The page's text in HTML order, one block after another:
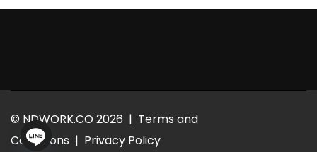
© NDWORK.CO 2026 | Terms and
Conditions | Privacy Policy